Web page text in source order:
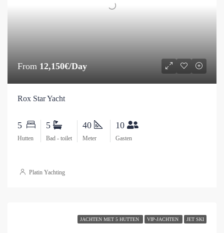
From 12,150€/Day
Rox Star Yacht
5
Hutten
5
Bad - toilet
40
Meter
10
Gasten
Platin Yachting
JACHTEN MET 5 HUTTEN VIP-JACHTEN JET SKI